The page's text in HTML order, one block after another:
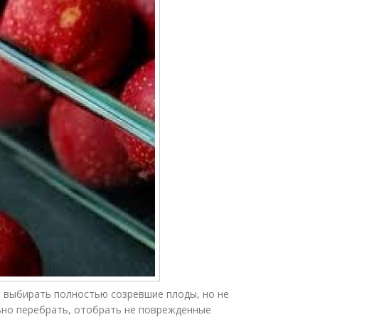
полностью созревшие плоды, но не
перебрать, отобрать не поврежденные